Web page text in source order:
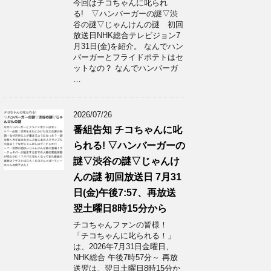
今回はチコちゃんに叱られ
る! ▽ハンバーガーの謎▽渋
谷の謎▽じゃんけんの謎 初回
放送日NHK総合テレビジョン7
月31日(金)を紹介。 なんでハン
バーガーとフライドポテトはセ
ットなの？ なんでハンバーガ
…
2026/07/26
番組告知 チコちゃんに叱
られる! ▽ハンバーガーの
謎▽渋谷の謎▽じゃんけ
んの謎 初回放送日 7月31
日(金)午後7:57、再放送
翌土曜日8時15分から
チコちゃんファンの皆様！
「チコちゃんに叱られる！」​
は、2026年7月31日金曜日、
NHK総合 午後7時57分～ 再放
送翌は、翌日土曜日8時15分か